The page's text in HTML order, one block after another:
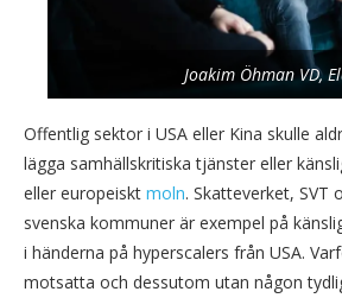
Joakim Öhman VD,
Offentlig sektor i USA eller Kina skulle
lägga samhällskritiska tjänster eller
eller europeiskt moln. Skatteverket, SVT
svenska kommuner är exempel på
i händerna på hyperscalers från USA.
motsatta och dessutom utan någon